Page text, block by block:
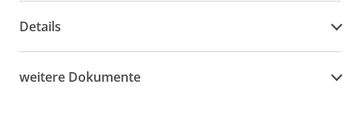
Details
weitere Dokumente